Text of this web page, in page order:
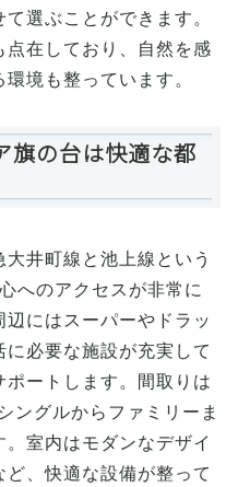
選ぶことができます。
点在しており、自然を感
境も整っています。
旗の台は快適な都
井町線と池上線という
へのアクセスが非常に
にはスーパーやドラッ
必要な施設が充実して
ートします。間取りは
ングルからファミリーま
室内はモダンなデザイ
、快適な設備が整って